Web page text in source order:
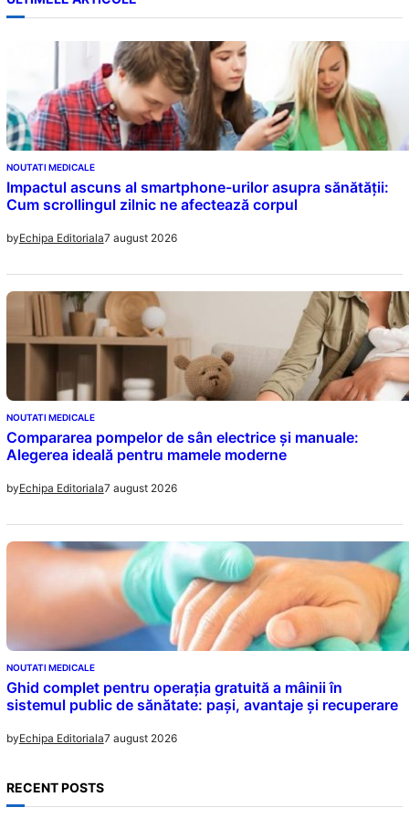
NOUTATI MEDICALE
Impactul ascuns al smartphone-urilor asupra sănătății:
Cum scrollingul zilnic ne afectează corpul
byEchipa Editoriala7 august 2026
NOUTATI MEDICALE
Compararea pompelor de sân electrice și manuale:
Alegerea ideală pentru mamele moderne
byEchipa Editoriala7 august 2026
NOUTATI MEDICALE
Ghid complet pentru operația gratuită a mâinii în
sistemul public de sănătate: pași, avantaje și recuperare
byEchipa Editoriala7 august 2026
RECENT POSTS